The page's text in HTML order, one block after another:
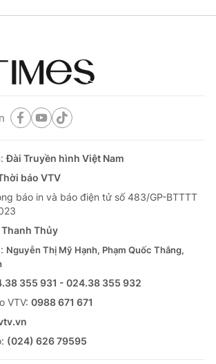
sống
tương lai
Podcast
Đài Truyền hình Việt Nam
báo VTV
báo in và báo điện tử số 483/GP-BTTTT
Thủy
Nguyễn Thị Mỹ Hạnh, Phạm Quốc Thắng,
355 931 - 024.38 355 932
VTV: 0988 671 671
(024) 626 79595